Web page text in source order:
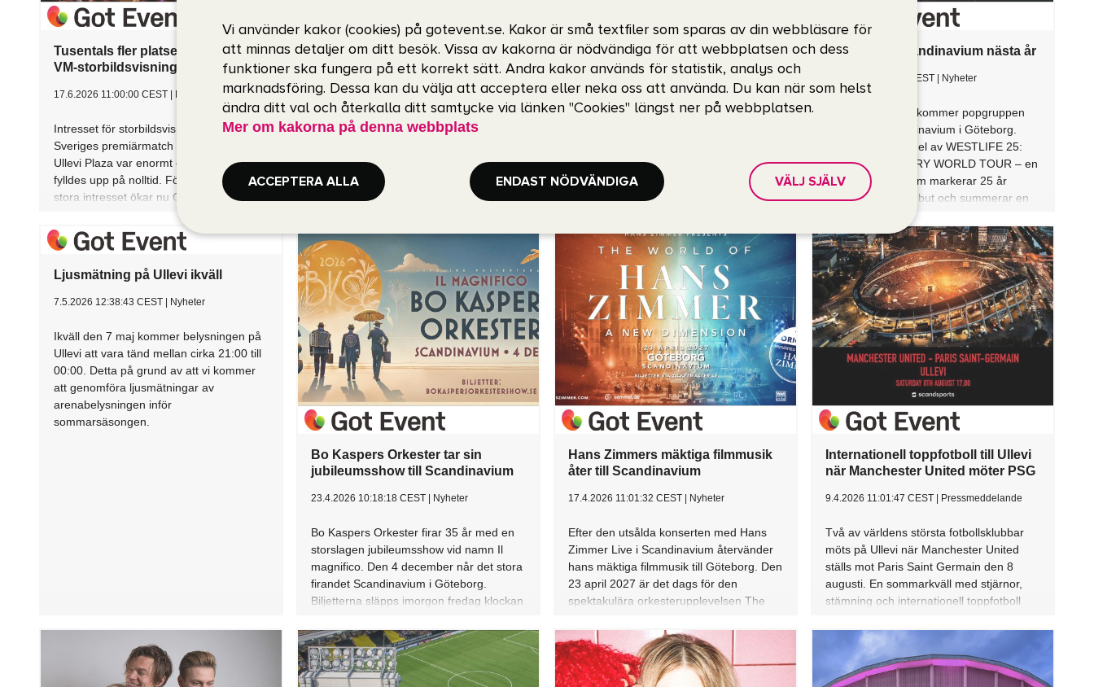
Vi använder kakor (cookies) på gotevent.se. Kakor är små textfiler som sparas av din webbläsare för
att minnas detaljer om ditt besök. Vissa av kakorna är nödvändiga för att webbplatsen och dess
funktioner ska fungera på ett korrekt sätt. Andra kakor används för statistik, analys och
marknadsföring. Dessa kan du välja att acceptera eller neka oss att använda. Du kan när som helst
ändra ditt val och återkalla ditt samtycke via länken "Cookies" längst ner på webbplatsen.
Mer om kakorna på denna webbplats
ACCEPTERA ALLA ENDAST NÖDVÄNDIGA VÄLJ SJÄLV